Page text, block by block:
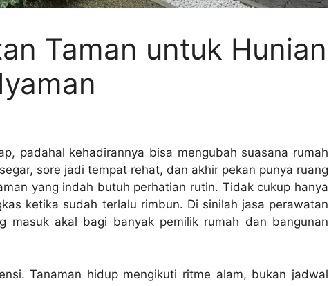
Taman untuk Hunian
padahal kehadirannya bisa mengubah suasana rumah
sore jadi tempat rehat, dan akhir pekan punya ruang
yang indah butuh perhatian rutin. Tidak cukup hanya
ketika sudah terlalu rimbun. Di sinilah jasa perawatan
masuk akal bagi banyak pemilik rumah dan bangunan
Tanaman hidup mengikuti ritme alam, bukan jadwal